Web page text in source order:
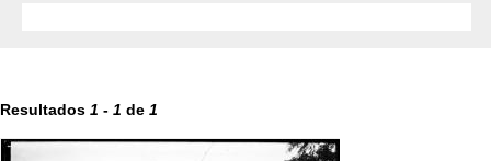
Resultados 1 - 1 de 1